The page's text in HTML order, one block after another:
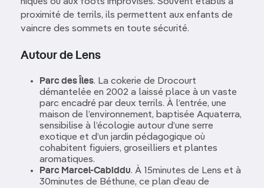
proximité de terrils, ils permettent aux enfants de
vaincre des sommets en toute sécurité.
Autour de Lens
Parc des Îles. La cokerie de Drocourt
démantelée en 2002 a laissé place à un vaste
parc encadré par deux terrils. À l’entrée, une
maison de l’environnement, baptisée Aquaterra,
sensibilise à l’écologie autour d’une serre
exotique et d’un jardin pédagogique où
cohabitent figuiers, groseilliers et plantes
aromatiques.
Parc Marcel-Cabiddu. À 15minutes de Lens et à
30minutes de Béthune, ce plan d’eau de